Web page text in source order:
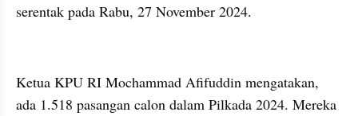
serentak pada Rabu, 27 November 2024.
Ketua KPU RI Mochammad Afifuddin mengatakan,
ada 1.518 pasangan calon dalam Pilkada 2024. Mereka